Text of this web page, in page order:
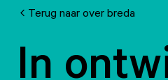
Terug naar over breda
In